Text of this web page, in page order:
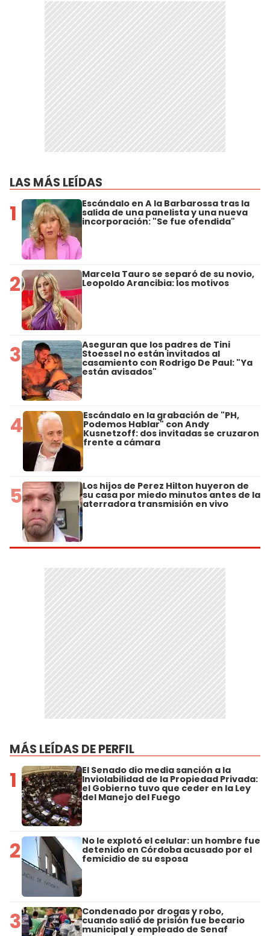
LAS MÁS LEÍDAS
1 Escándalo en A la Barbarossa tras la
salida de una panelista y una nueva
incorporación: "Se fue ofendida"
2 Marcela Tauro se separó de su novio,
Leopoldo Arancibia: los motivos
3 Aseguran que los padres de Tini
Stoessel no están invitados al
casamiento con Rodrigo De Paul: "Ya
están avisados"
4 Escándalo en la grabación de "PH,
Podemos Hablar" con Andy
Kusnetzoff: dos invitadas se cruzaron
frente a cámara
5 Los hijos de Perez Hilton huyeron de
su casa por miedo minutos antes de la
aterradora transmisión en vivo
MÁS LEÍDAS DE PERFIL
1 El Senado dio media sanción a la
Inviolabilidad de la Propiedad Privada:
el Gobierno tuvo que ceder en la Ley
del Manejo del Fuego
2 No le explotó el celular: un hombre fue
detenido en Córdoba acusado por el
femicidio de su esposa
3 Condenado por drogas y robo,
cuando salió de prisión fue becario
municipal y empleado de Senaf